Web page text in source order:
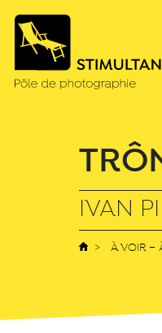
IVAN
À VOIR –